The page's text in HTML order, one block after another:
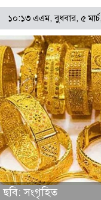
১০:১৩ এএম, বুধবার, ৫
ছবি: সংগৃহিত